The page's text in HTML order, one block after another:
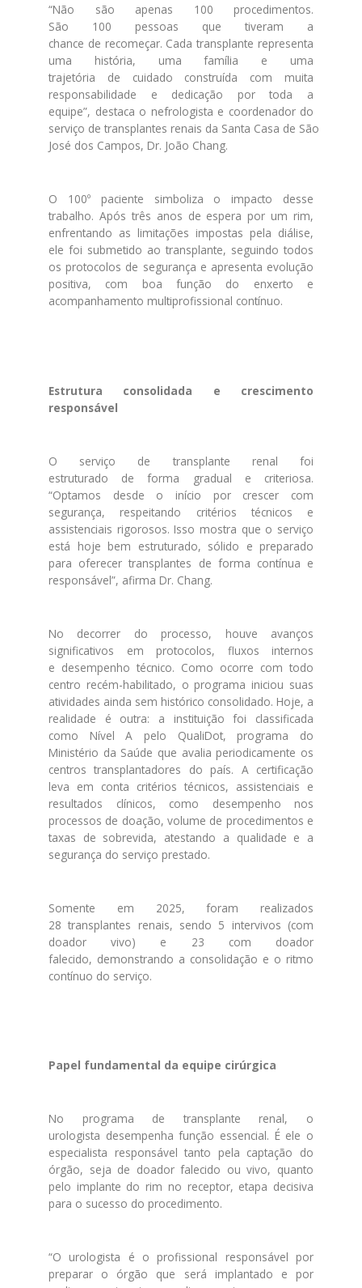
“Não são apenas 100 procedimentos.
São 100 pessoas que tiveram a
chance de recomeçar. Cada transplante representa
uma história, uma família e uma
trajetória de cuidado construída com muita
responsabilidade e dedicação por toda a
equipe”, destaca o nefrologista e coordenador do
serviço de transplantes renais da Santa Casa de São
José dos Campos, Dr. João Chang.
O 100º paciente simboliza o impacto desse
trabalho. Após três anos de espera por um rim,
enfrentando as limitações impostas pela diálise,
ele foi submetido ao transplante, seguindo todos
os protocolos de segurança e apresenta evolução
positiva, com boa função do enxerto e
acompanhamento multiprofissional contínuo.
Estrutura consolidada e crescimento
responsável
O serviço de transplante renal foi
estruturado de forma gradual e criteriosa.
“Optamos desde o início por crescer com
segurança, respeitando critérios técnicos e
assistenciais rigorosos. Isso mostra que o serviço
está hoje bem estruturado, sólido e preparado
para oferecertransplantes de forma contínua e
responsável”, afirma Dr. Chang.
No decorrer do processo, houve avanços
significativos em protocolos, fluxos internos
e desempenho técnico. Como ocorre com todo
centro recém-habilitado, o programa iniciou suas
atividades ainda sem histórico consolidado. Hoje, a
realidade é outra: a instituição foi classificada
como Nível A pelo QualiDot, programa do
Ministério da Saúde que avalia periodicamente os
centros transplantadores do país. A certificação
leva em conta critérios técnicos, assistenciais e
resultados clínicos, como desempenho nos
processos de doação, volume de procedimentos e
taxas de sobrevida, atestando a qualidade e a
segurança do serviço prestado.
Somente em 2025, foram realizados
28transplantes renais, sendo 5 intervivos (com
doador vivo) e 23 com doador
falecido, demonstrando a consolidação e o ritmo
contínuo do serviço.
Papel fundamental da equipe cirúrgica
No programa de transplante renal, o
urologista desempenha função essencial. É ele o
especialista responsável tanto pela captação do
órgão, seja de doador falecido ou vivo, quanto
pelo implante do rim no receptor, etapa decisiva
para o sucesso do procedimento.
“O urologista é o profissional responsável por
preparar o órgão que será implantado e por